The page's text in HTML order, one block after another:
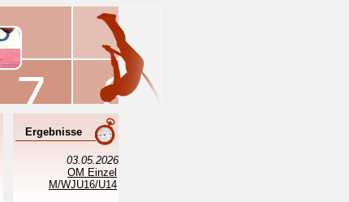
Ergebnisse
03.05.2026
OM Einzel
M/WJU16/U14